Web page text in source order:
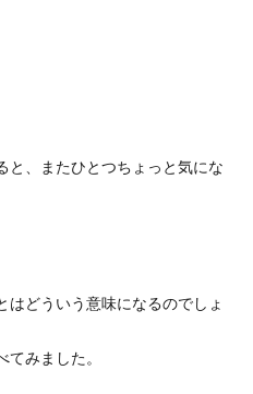
と、またひとつちょっと気にな
はどういう意味になるのでしょ
みました。